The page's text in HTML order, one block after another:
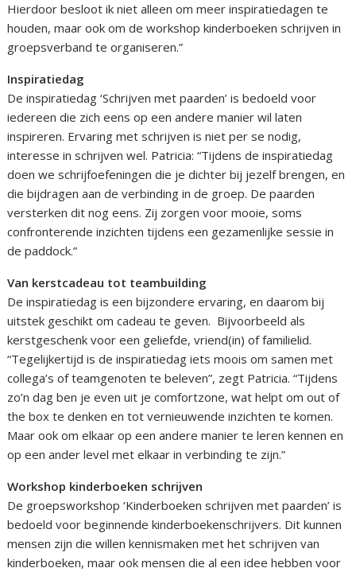
Hierdoor besloot ik niet alleen om meer inspiratiedagen te
houden, maar ook om de workshop kinderboeken schrijven in
groepsverband te organiseren.”
Inspiratiedag
De inspiratiedag ‘Schrijven met paarden’ is bedoeld voor
iedereen die zich eens op een andere manier wil laten
inspireren. Ervaring met schrijven is niet per se nodig,
interesse in schrijven wel. Patricia: “Tijdens de inspiratiedag
doen we schrijfoefeningen die je dichter bij jezelf brengen, en
die bijdragen aan de verbinding in de groep. De paarden
versterken dit nog eens. Zij zorgen voor mooie, soms
confronterende inzichten tijdens een gezamenlijke sessie in
de paddock.”
Van kerstcadeau tot teambuilding
De inspiratiedag is een bijzondere ervaring, en daarom bij
uitstek geschikt om cadeau te geven. Bijvoorbeeld als
kerstgeschenk voor een geliefde, vriend(in) of familielid.
“Tegelijkertijd is de inspiratiedag iets moois om samen met
collega’s of teamgenoten te beleven”, zegt Patricia. “Tijdens
zo’n dag ben je even uit je comfortzone, wat helpt om out of
the box te denken en tot vernieuwende inzichten te komen.
Maar ook om elkaar op een andere manier te leren kennen en
op een ander level met elkaar in verbinding te zijn.”
Workshop kinderboeken schrijven
De groepsworkshop ‘Kinderboeken schrijven met paarden’ is
bedoeld voor beginnende kinderboekenschrijvers. Dit kunnen
mensen zijn die willen kennismaken met het schrijven van
kinderboeken, maar ook mensen die al een idee hebben voor